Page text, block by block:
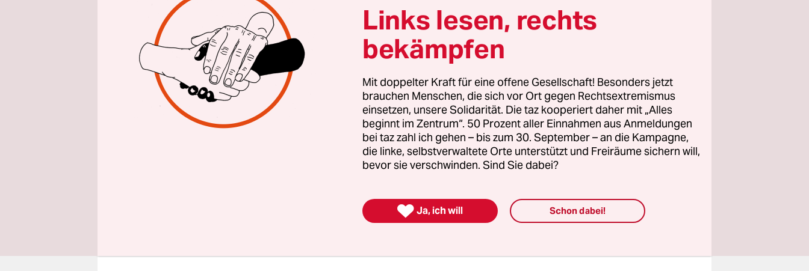
geheftet. Mit gesenktem Kopf beginnt er seine Geschichte zu erzählen.
Seine Stimme ist leise, oft macht er lange Pausen zwischen den
einzelnen Worten. Jeder Satz scheint ihn Überwindung zu kosten.
Ismail Alabdula ist 29 Jahre alt. Am 20. Dezember 2016 wurde er aus
dem Ostteil Aleppos gerettet. „Das war der letzte Tag der
Evakuierungen aus der Stadt. Ich habe mein Herz und meine Seele dort
zurückgelassen“, sagt er. Das Treffen findet in den Räumen der
freiwilligen Organisation „Weißhelme“ in Gaziantep statt.
Links lesen, rechts
bekämpfen
Mit doppelter Kraft für eine offene Gesellschaft! Besonders jetzt
brauchen Menschen, die sich vor Ort gegen Rechtsextremismus
einsetzen, unsere Solidarität. Die taz kooperiert daher mit „Alles
beginnt im Zentrum“. 50 Prozent aller Einnahmen aus Anmeldungen
bei taz zahl ich gehen – bis zum 30. September – an die Kampagne,
die linke, selbstverwaltete Orte unterstützt und Freiräume sichern will,
bevor sie verschwinden. Sind Sie dabei?
 Ja, ich will Schon dabei!